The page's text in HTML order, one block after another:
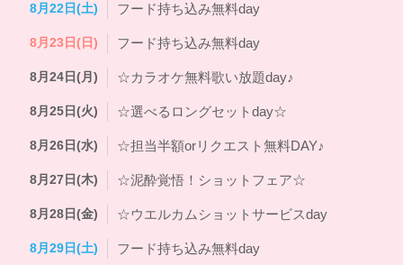
8月22日(土) フード持ち込み無料day
8月23日(日) フード持ち込み無料day
8月24日(月) ☆カラオケ無料歌い放題day♪
8月25日(火) ☆選べるロングセットday☆
8月26日(水) ☆担当半額orリクエスト無料DAY♪
8月27日(木) ☆泥酔覚悟！ショットフェア☆
8月28日(金) ☆ウエルカムショットサービスday
8月29日(土) フード持ち込み無料day